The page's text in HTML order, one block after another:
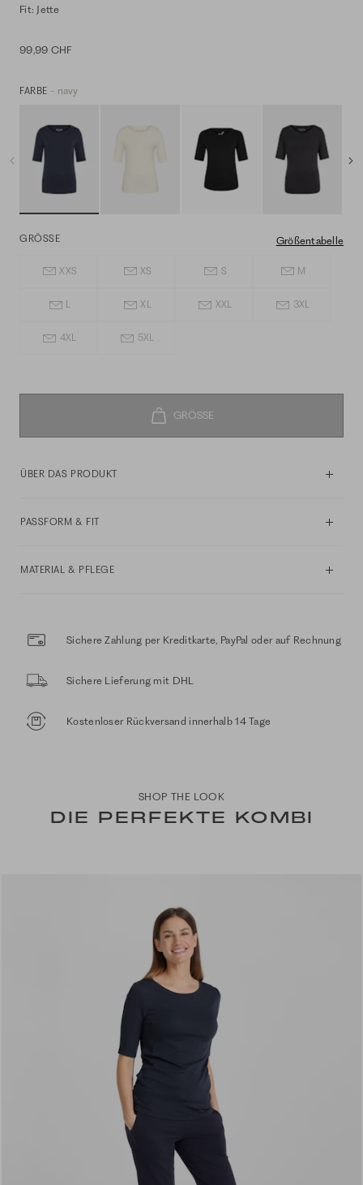
Fit: Jette
99,99 CHF
FARBE - navy
GRÖSSE Größentabelle
XXS XS S M
L XL XXL 3XL
4XL 5XL
ÜBER DAS PRODUKT
PASSFORM & FIT
MATERIAL & PFLEGE
Sichere Zahlung per Kreditkarte, PayPal oder auf Rechnung
Sichere Lieferung mit DHL
Kostenloser Rückversand innerhalb 14 Tage
SHOP THE LOOK
DIE PERFEKTE KOMBI